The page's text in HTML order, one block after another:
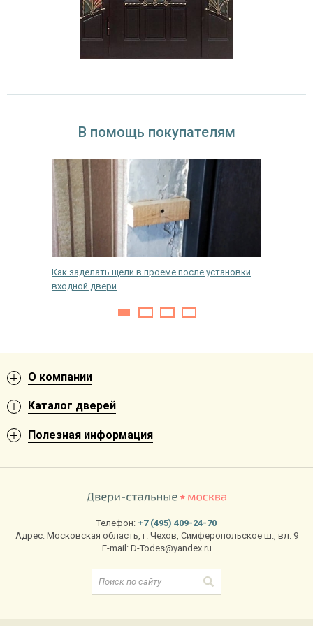
В помощь покупателям
Как заделать щели в проеме после установки
входной двери
О компании
Каталог дверей
Полезная информация
Телефон: +7 (495) 409-24-70
Адрес: Московская область, г. Чехов, Симферопольское ш., вл. 9
E-mail: D-Todes@yandex.ru